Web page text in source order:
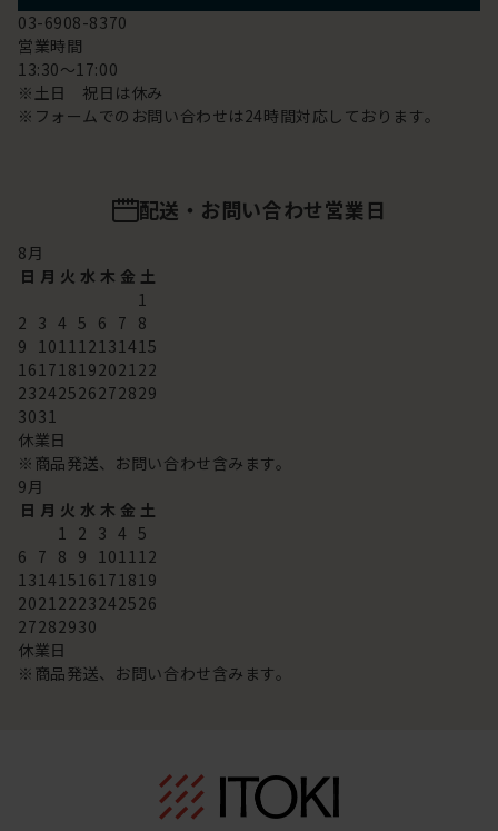
03-6908-8370
営業時間
13:30～17:00
※土日 祝日は休み
※フォームでのお問い合わせは24時間対応しております。
配送・お問い合わせ営業日
8月
日 月 火 水 木 金 土
1
2 3 4 5 6 7 8
9 101112131415
16171819202122
23242526272829
3031
休業日
※商品発送、お問い合わせ含みます。
9月
日 月 火 水 木 金 土
1 2 3 4 5
6 7 8 9 101112
13141516171819
20212223242526
27282930
休業日
※商品発送、お問い合わせ含みます。